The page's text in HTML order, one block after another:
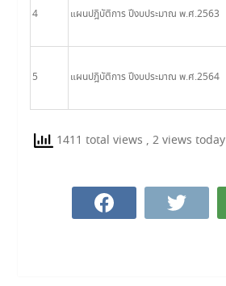
4 แผนปฎิบัติการ ปีงบประมาณ พ.ศ.2563
5 แผนปฎิบัติการ ปีงบประมาณ พ.ศ.2564
1411 total views , 2 views today